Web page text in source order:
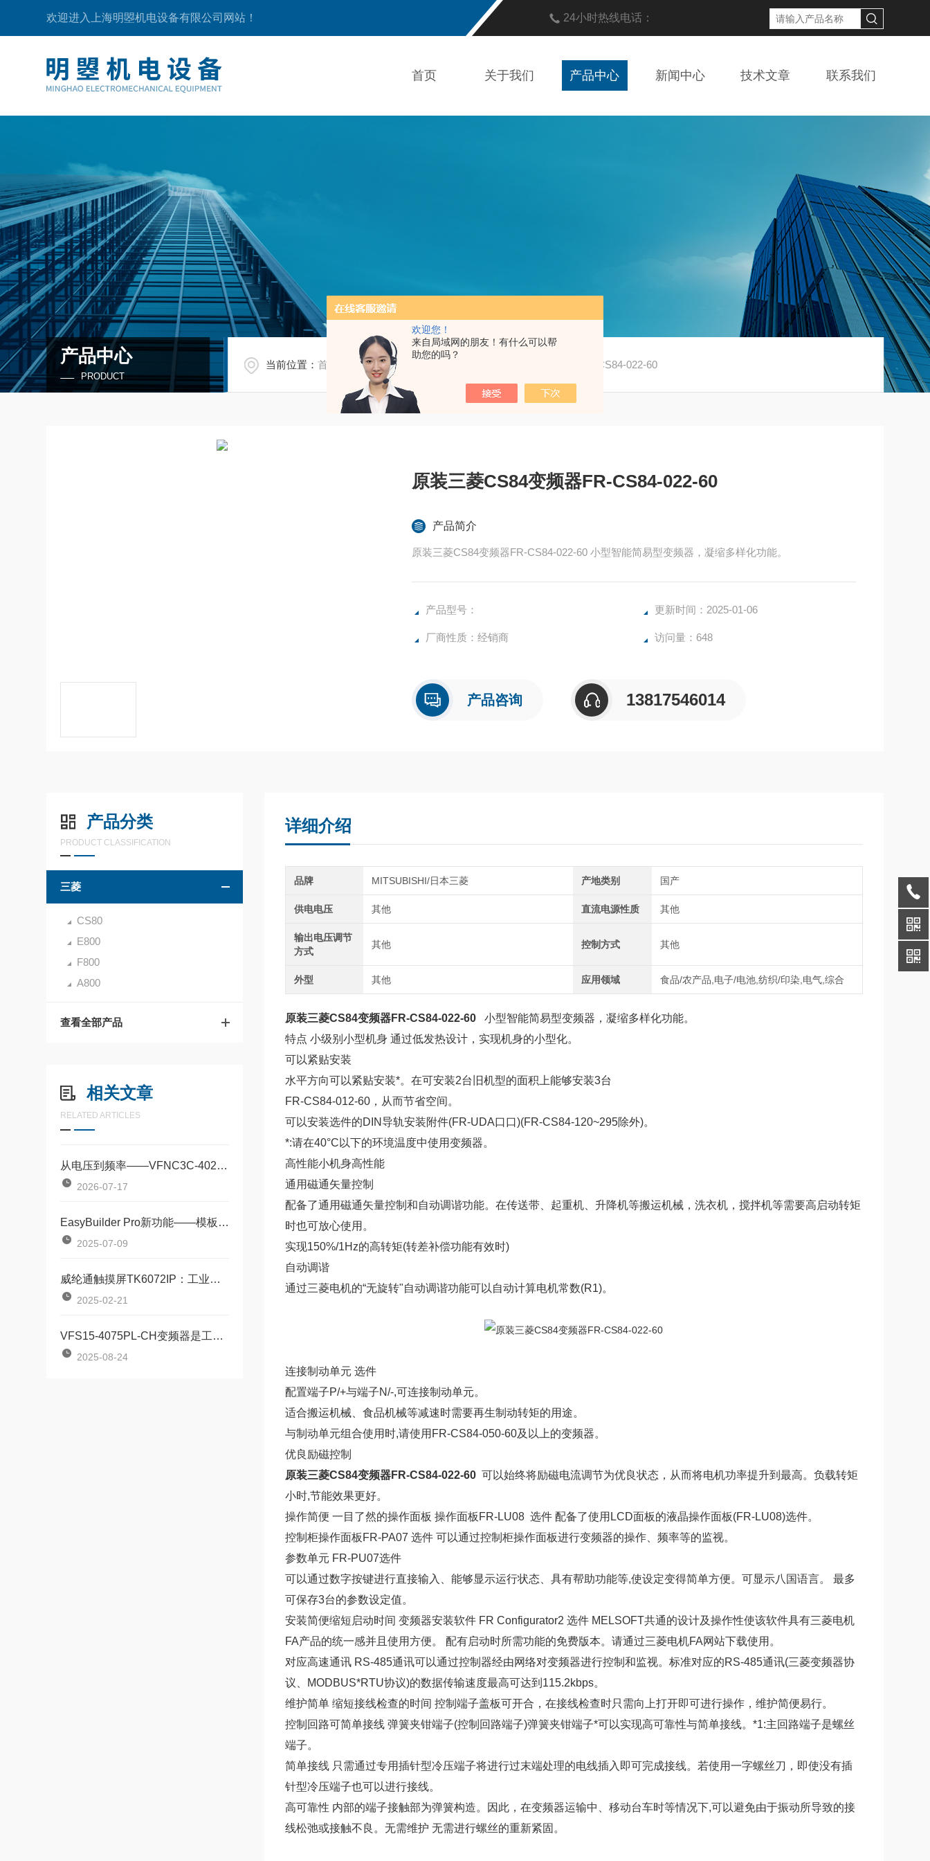
欢迎您！
来自局域网的朋友！有什么可以帮
助您的吗？
欢迎进入上海明曌机电设备有限公司网站！ 24小时热线电话：
首页 关于我们 产品中心 新闻中心 技术文章 联系我们
产品中心
PRODUCT
当前位置：首页 产品中心/ / 原装三菱CS84变频器FR-CS84-022-60
原装三菱CS84变频器FR-CS84-022-60
产品简介
原装三菱CS84变频器FR-CS84-022-60 小型智能简易型变频器，凝缩多样化功能。
产品型号： 更新时间：2025-01-06
厂商性质：经销商 访问量：648
产品咨询 13817546014
产品分类
PRODUCT CLASSIFICATION
三菱
CS80
E800
F800
A800
查看全部产品
相关文章
RELATED ARTICLES
从电压到频率——VFNC3C-4022P关键指标解析
2026-07-17
EasyBuilder Pro新功能——模板元件，HMI轻量化编程
2025-07-09
威纶通触摸屏TK6072IP：工业控制的得力助手
2025-02-21
VFS15-4075PL-CH变频器是工业驱动领域的全能选手
2025-08-24
详细介绍
品牌 MITSUBISHI/日本三菱 产地类别 国产
供电电压 其他 直流电源性质 其他
输出电压调节
方式
其他 控制方式 其他
外型 其他 应用领域 食品/农产品,电子/电池,纺织/印染,电气,综合
原装三菱CS84变频器FR-CS84-022-60
小型智能简易型变频器，凝缩多样化功能。
特点 小级别小型机身 通过低发热设计，实现机身的小型化。
可以紧贴安装
水平方向可以紧贴安装*。在可安装2台旧机型的面积上能够安装3台
FR-CS84-012-60，从而节省空间。
可以安装选件的DIN导轨安装附件(FR-UDA口口)(FR-CS84-120~295除外)。
*:请在40°C以下的环境温度中使用变频器。
高性能小机身高性能
通用磁通矢量控制
配备了通用磁通矢量控制和自动调谐功能。在传送带、起重机、升降机等搬运机械，洗衣机，搅拌机等需要高启动转矩
时也可放心使用。
实现150%/1Hz的高转矩(转差补偿功能有效时)
自动调谐
通过三菱电机的“无旋转"自动调谐功能可以自动计算电机常数(R1)。
连接制动单元 选件
配置端子P/+与端子N/-,可连接制动单元。
适合搬运机械、食品机械等减速时需要再生制动转矩的用途。
与制动单元组合使用时,请使用FR-CS84-050-60及以上的变频器。
优良励磁控制
原装三菱CS84变频器FR-CS84-022-60 可以始终将励磁电流调节为优良状态，从而将电机功率提升到最高。负载转矩
小时,节能效果更好。
操作简便 一目了然的操作面板 操作面板FR-LU08 选件 配备了使用LCD面板的液晶操作面板(FR-LU08)选件。
控制柜操作面板FR-PA07 选件 可以通过控制柜操作面板进行变频器的操作、频率等的监视。
参数单元 FR-PU07选件
可以通过数字按键进行直接输入、能够显示运行状态、具有帮助功能等,使设定变得简单方便。可显示八国语言。 最多
可保存3台的参数设定值。
安装简便缩短启动时间 变频器安装软件 FR Configurator2 选件 MELSOFT共通的设计及操作性使该软件具有三菱电机
FA产品的统一感并且使用方便。 配有启动时所需功能的免费版本。请通过三菱电机FA网站下载使用。
对应高速通讯 RS-485通讯可以通过控制器经由网络对变频器进行控制和监视。标准对应的RS-485通讯(三菱变频器协
议、MODBUS*RTU协议)的数据传输速度最高可达到115.2kbps。
维护简单 缩短接线检查的时间 控制端子盖板可开合，在接线检查时只需向上打开即可进行操作，维护简便易行。
控制回路可简单接线 弹簧夹钳端子(控制回路端子)弹簧夹钳端子*可以实现高可靠性与简单接线。*1:主回路端子是螺丝
端子。
简单接线 只需通过专用插针型冷压端子将进行过末端处理的电线插入即可完成接线。若使用一字螺丝刀，即使没有插
针型冷压端子也可以进行接线。
高可靠性 内部的端子接触部为弹簧构造。因此，在变频器运输中、移动台车时等情况下,可以避免由于振动所导致的接
线松弛或接触不良。无需维护 无需进行螺丝的重新紧固。